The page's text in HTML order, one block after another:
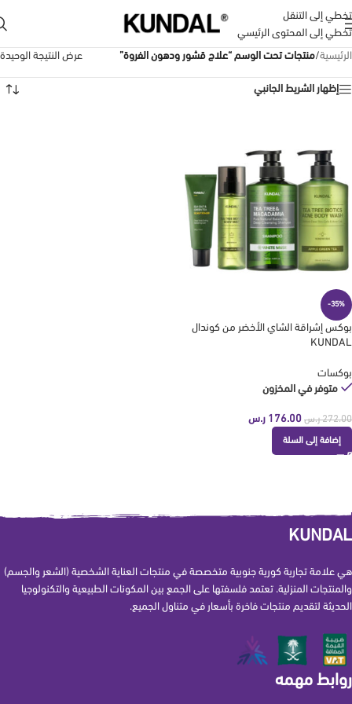
تخطي إلى التنقل
تخطي إلى المحتوى الرئيسي
الرئيسية/منتجات تحت الوسم “علاج قشور ودهون الفروة” عرض النتيجة الوحيدة
إظهار الشريط الجانبي
-35%
بوكس إشراقة الشاي الأخضر من كوندال
KUNDAL
بوكسات
متوفر في المخزون
272.00 ر.س 176.00 ر.س
إضافة إلى السلة
KUNDAL
هي علامة تجارية كورية جنوبية متخصصة في منتجات العناية الشخصية (الشعر والجسم)
والمنتجات المنزلية. تعتمد فلسفتها على الجمع بين المكونات الطبيعية والتكنولوجيا
الحديثة لتقديم منتجات فاخرة بأسعار في متناول الجميع.
روابط مهمه